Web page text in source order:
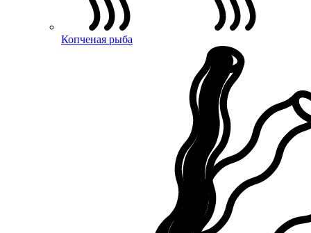
Копченая рыба